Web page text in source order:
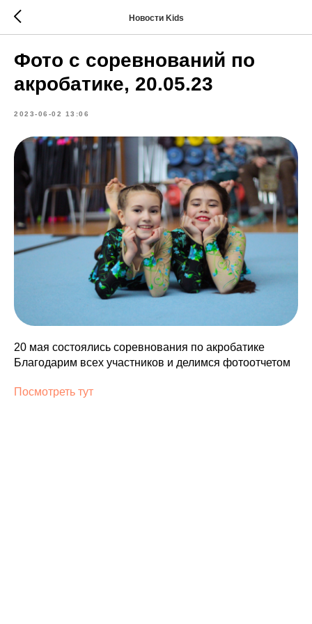
Новости Kids
Фото с соревнований по
акробатике, 20.05.23
2023-06-02 13:06
20 мая состоялись соревнования по акробатике
Благодарим всех участников и делимся фотоотчетом
Посмотреть тут